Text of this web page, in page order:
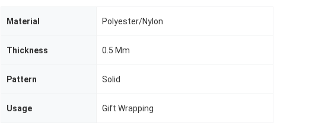
Material Polyester/Nylon
Thickness 0.5 Mm
Pattern Solid
Usage Gift Wrapping